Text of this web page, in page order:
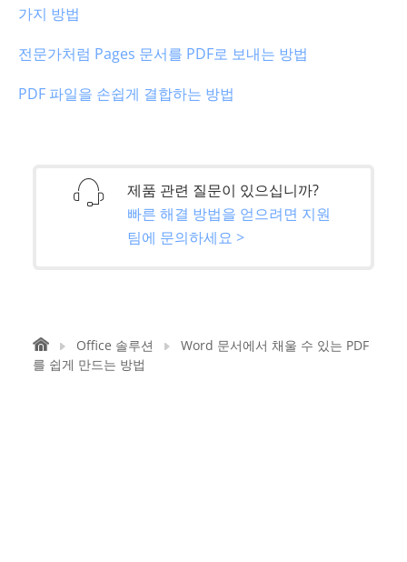
가지 방법
전문가처럼 Pages 문서를 PDF로 보내는 방법
PDF 파일을 손쉽게 결합하는 방법
제품 관련 질문이 있으십니까?
빠른 해결 방법을 얻으려면 지원
팀에 문의하세요 >
Office 솔루션
Word 문서에서 채울 수 있는 PDF
를 쉽게 만드는 방법